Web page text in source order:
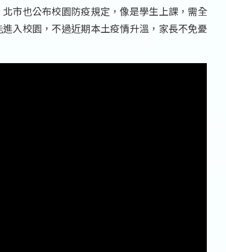
市也公布校園防疫規定，像是學生上課，需全
入校園，不過近期本土疫情升溫，家長不免憂